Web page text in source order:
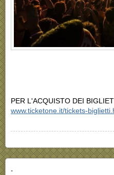
PER L'ACQUISTO DEI
www.ticketone.it/tickets-
.